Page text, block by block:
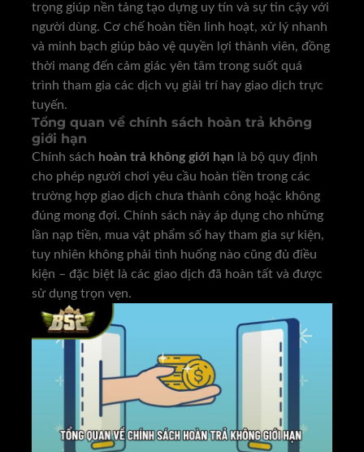
trọng giúp nền tảng tạo dựng uy tín và sự tin cậy với
người dùng. Cơ chế hoàn tiền linh hoạt, xử lý nhanh
và minh bạch giúp bảo vệ quyền lợi thành viên, đồng
thời mang đến cảm giác yên tâm trong suốt quá
trình tham gia các dịch vụ giải trí hay giao dịch trực
tuyến.
Tổng quan về chính sách hoàn trả không
giới hạn
Chính sách hoàn trả không giới hạn là bộ quy định
cho phép người chơi yêu cầu hoàn tiền trong các
trường hợp giao dịch chưa thành công hoặc không
đúng mong đợi. Chính sách này áp dụng cho những
lần nạp tiền, mua vật phẩm số hay tham gia sự kiện,
tuy nhiên không phải tình huống nào cũng đủ điều
kiện – đặc biệt là các giao dịch đã hoàn tất và được
sử dụng trọn vẹn.